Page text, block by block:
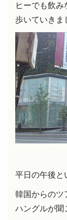
ヒーでも飲
歩いていきま
平日の午後と
韓国からのツ
ハングルが聞